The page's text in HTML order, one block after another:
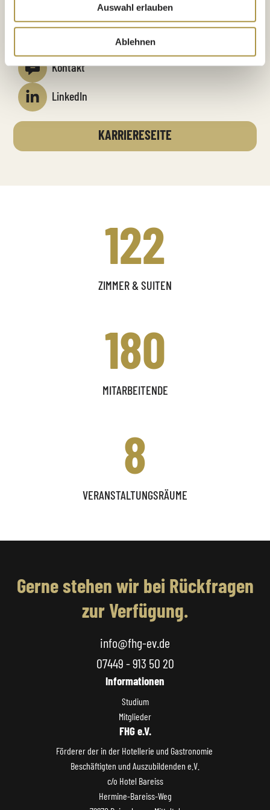
Auswahl erlauben
Ablehnen
Kontakt
LinkedIn
KARRIERESEITE
122
ZIMMER & SUITEN
180
MITARBEITENDE
8
VERANSTALTUNGSRÄUME
Gerne stehen wir bei Rückfragen
zur Verfügung.
info@fhg-ev.de
07449 - 913 50 20
Informationen
Studium
Mitglieder
FHG e.V.
Förderer der in der Hotellerie und Gastronomie
Beschäftigten und Auszubildenden e.V.
c/o Hotel Bareiss
Hermine-Bareiss-Weg